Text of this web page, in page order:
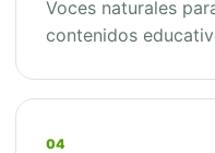
Voces naturales
contenidos
04